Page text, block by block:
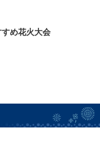
め花火大会